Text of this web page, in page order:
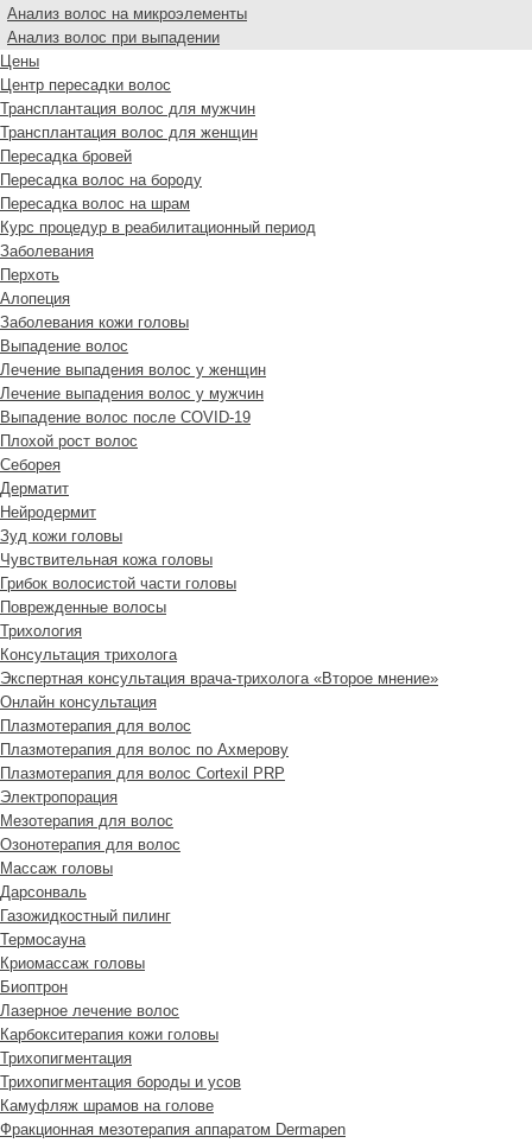
Анализ волос на микроэлементы
Анализ волос при выпадении
Цены
Центр пересадки волос
Трансплантация волос для мужчин
Трансплантация волос для женщин
Пересадка бровей
Пересадка волос на бороду
Пересадка волос на шрам
Курс процедур в реабилитационный период
Заболевания
Перхоть
Алопеция
Заболевания кожи головы
Выпадение волос
Лечение выпадения волос у женщин
Лечение выпадения волос у мужчин
Выпадение волос после COVID-19
Плохой рост волос
Cеборея
Дерматит
Нейродермит
Зуд кожи головы
Чувствительная кожа головы
Грибок волосистой части головы
Поврежденные волосы
Трихология
Консультация трихолога
Экспертная консультация врача-трихолога «Второе мнение»
Онлайн консультация
Плазмотерапия для волос
Плазмотерапия для волос по Ахмерову
Плазмотерапия для волос Cortexil PRP
Электропорация
Мезотерапия для волос
Озонотерапия для волос
Массаж головы
Дарсонваль
Газожидкостный пилинг
Термосауна
Криомассаж головы
Биоптрон
Лазерное лечение волос
Карбокситерапия кожи головы
Трихопигментация
Трихопигментация бороды и усов
Камуфляж шрамов на голове
Фракционная мезотерапия аппаратом Dermapen